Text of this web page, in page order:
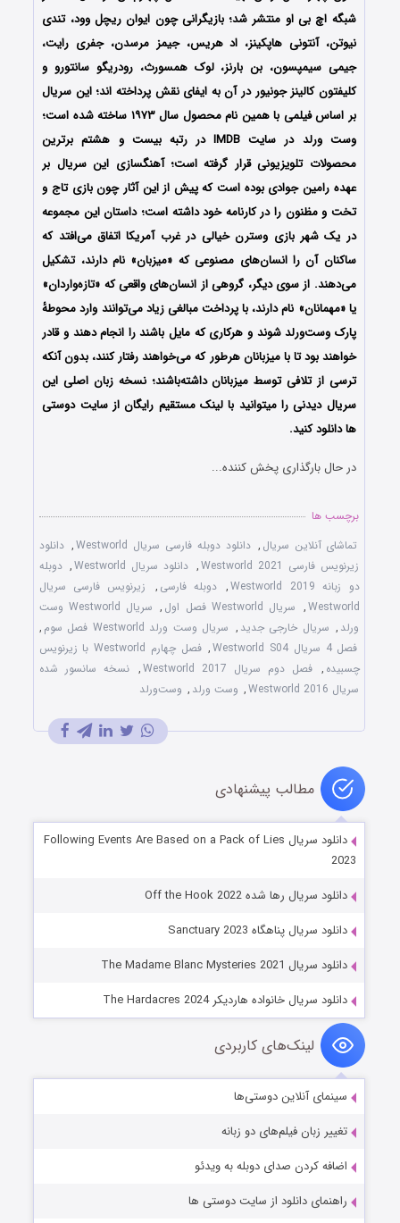
شبگه اچ بی او منتشر شد؛ بازیگرانی چون ایوان ریچل وود، تندی
نیوتن، آنتونی هاپکینز، اد هریس، جیمز مرسدن، جفری رایت،
جیمی سیمپسون، بن بارنز، لوک همسورث، رودریگو سانتورو و
کلیفتون کالینز جونیور در آن به ایفای نقش پرداخته اند؛ این سریال
بر اساس فیلمی با همین نام محصول سال ۱۹۷۳ ساخته شده است؛
وست ورلد در سایت IMDB در رتبه بیست و هشتم برترین
محصولات تلویزیونی قرار گرفته است؛ آهنگسازی این سریال بر
عهده رامین جوادی بوده است که پیش از این آثار چون بازی تاج و
تخت و مظنون را در کارنامه خود داشته است؛ داستان این مجموعه
در یک شهر بازی وسترن خیالی در غرب آمریکا اتفاق می‌افتد که
ساکنان آن را انسان‌های مصنوعی که «میزبان» نام دارند، تشکیل
می‌دهند. از سوی دیگر، گروهی از انسان‌های واقعی که «تازه‌واردان»
یا «مهمانان» نام دارند، با پرداخت مبالغی زیاد می‌توانند وارد محوطهٔ
پارک وست‌ورلد شوند و هرکاری که مایل باشند را انجام دهند و قادر
خواهند بود تا با میزبانان هرطور که می‌خواهند رفتار کنند، بدون آنکه
ترسی از تلافی توسط میزبانان داشته‌باشند؛ نسخه زبان اصلی این
سریال دیدنی را میتوانید با لینک مستقیم رایگان از سایت دوستی
ها دانلود کنید.
در حال بارگذاری پخش کننده...
برچسب ها
تماشای آنلاین سریال , دانلود دوبله فارسی سریال Westworld , دانلود
زیرنویس فارسی Westworld 2021
, دانلود سریال Westworld , دوبله
دو زبانه Westworld 2019
, دوبله فارسی ,
زیرنویس فارسی سریال
Westworld
, سریال Westworld فصل اول ,
سریال Westworld وست
ورلد , سریال خارجی جدید , سریال وست ورلد Westworld فصل سوم
,
فصل 4 سریال Westworld S04
,
فصل چهارم Westworld با زیرنویس
چسبیده , فصل دوم سریال Westworld 2017 , نسخه سانسور شده
سریال Westworld 2016
, وست ورلد , وست‌ورلد
مطالب پیشنهادی
دانلود سریال Following Events Are Based on a Pack of Lies
2023
دانلود سریال رها شده Off the Hook 2022
دانلود سریال پناهگاه Sanctuary 2023
دانلود سریال The Madame Blanc Mysteries 2021
دانلود سریال خانواده هاردیکر The Hardacres 2024
لینک‌های کاربردی
سینمای آنلاین دوستی‌ها
تغییر زبان فیلم‌های دو زبانه
اضافه کردن صدای دوبله به ویدئو
راهنمای دانلود از سایت دوستی ها